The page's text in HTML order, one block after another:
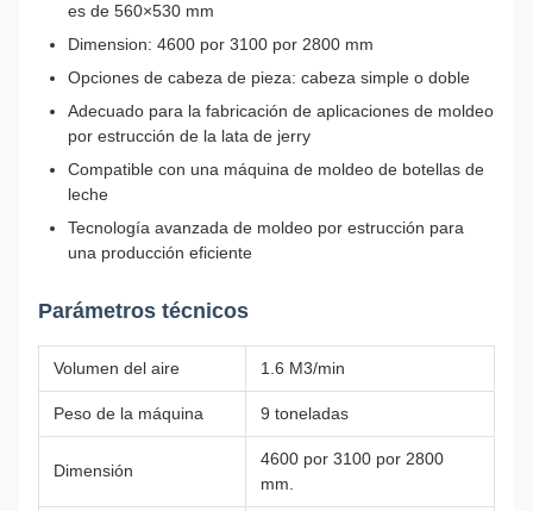
es de 560×530 mm
Dimension: 4600 por 3100 por 2800 mm
Opciones de cabeza de pieza: cabeza simple o doble
Adecuado para la fabricación de aplicaciones de moldeo
por estrucción de la lata de jerry
Compatible con una máquina de moldeo de botellas de
leche
Tecnología avanzada de moldeo por estrucción para
una producción eficiente
Parámetros técnicos
Volumen del aire 1.6 M3/min
Peso de la máquina 9 toneladas
Dimensión
4600 por 3100 por 2800
mm.